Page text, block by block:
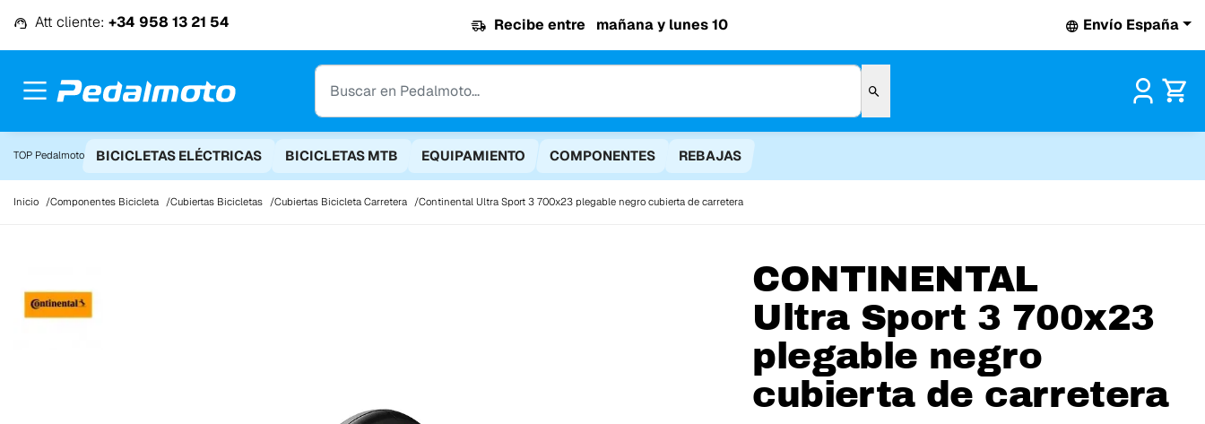
Att cliente: +34 958 13 21 54 Recibe entre mañana y lunes 10 Envío España
TOP Pedalmoto BICICLETAS ELÉCTRICAS BICICLETAS MTB EQUIPAMIENTO COMPONENTES REBAJAS
Inicio Componentes Bicicleta Cubiertas Bicicletas Cubiertas Bicicleta Carretera Continental Ultra Sport 3 700x23 plegable negro cubierta de carretera
CONTINENTAL
Ultra Sport 3 700x23
plegable negro
cubierta de carretera